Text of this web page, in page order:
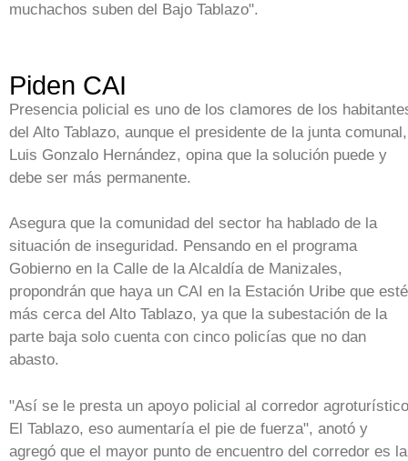
muchachos suben del Bajo Tablazo".
Piden CAI
Presencia policial es uno de los clamores de los
del Alto Tablazo, aunque el presidente de la junta comunal,
Luis Gonzalo Hernández, opina que la solución puede y
debe ser más permanente.
Asegura que la comunidad del sector ha hablado de la
situación de inseguridad. Pensando en el programa
Gobierno en la Calle de la Alcaldía de Manizales,
propondrán que haya un CAI en la Estación Uribe que esté
más cerca del Alto Tablazo, ya que la subestación de la
parte baja solo cuenta con cinco policías que no dan
abasto.
"Así se le presta un apoyo policial al corredor agroturístico
El Tablazo, eso aumentaría el pie de fuerza", anotó y
agregó que el mayor punto de encuentro del corredor es la